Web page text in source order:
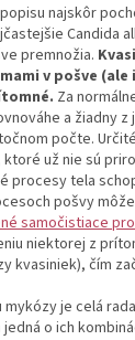
najskôr
Candida
premnožia.
v pošve (ale
Za
a žiadny z
počte.
už nie sú
procesy tela
pošvy
samočistiace
niektorej z
kvasiniek), čím
je celá
o ich